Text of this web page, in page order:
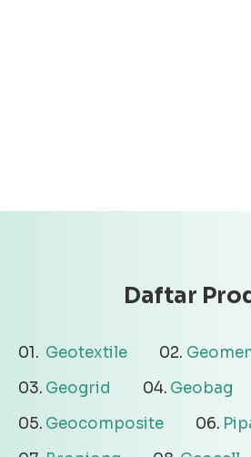
Daftar
Geotextile
Geogrid
Geobag
Geocomposite